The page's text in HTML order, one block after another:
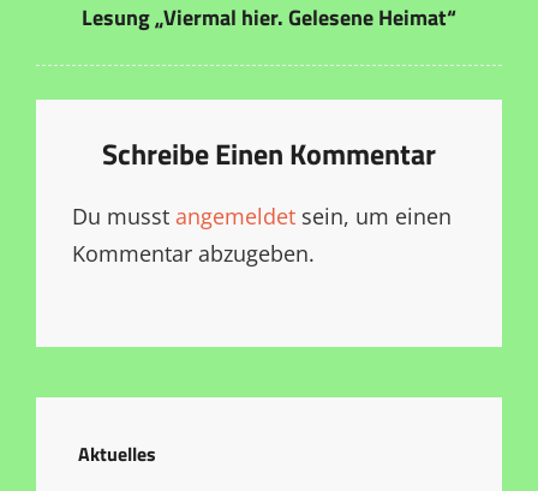
Lesung „Viermal hier. Gelesene Heimat“
Schreibe Einen Kommentar
Du musst angemeldet sein, um einen
Kommentar abzugeben.
Aktuelles